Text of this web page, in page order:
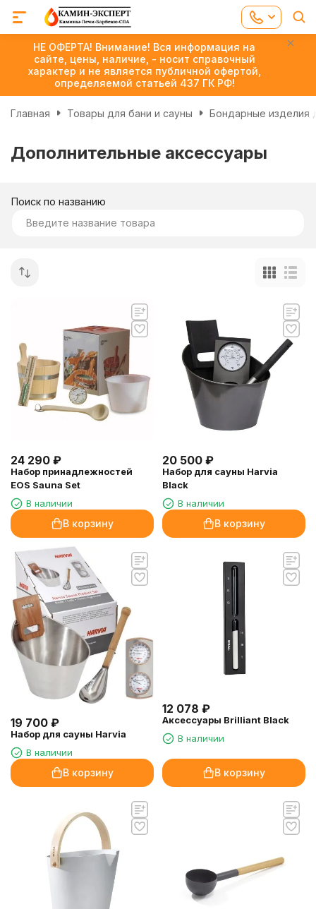
НЕ ОФЕРТА! Внимание! Вся информация на
сайте, цены, наличие, - носит справочный
характер и не является публичной офертой,
определяемой статьей 437 ГК РФ!
Главная Товары для бани и сауны Бондарные изделия
Дополнительные аксессуары
Поиск по названию
24 290 ₽
Набор принадлежностей
EOS Sauna Set
В наличии
В корзину
20 500 ₽
Набор для сауны Harvia
Black
В наличии
В корзину
19 700 ₽
Набор для сауны Harvia
В наличии
В корзину
12 078 ₽
Аксессуары Brilliant Black
В наличии
В корзину